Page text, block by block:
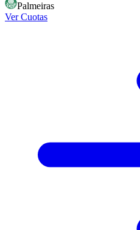
Palmeiras
Ver Cuotas